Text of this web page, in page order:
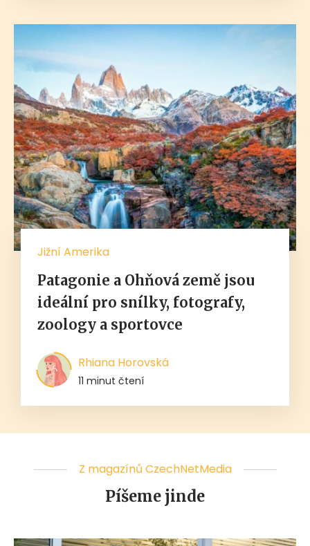
Jižní Amerika
Patagonie a Ohňová země jsou
ideální pro snílky, fotografy,
zoology a sportovce
Rhiana Horovská
11 minut čtení
Z magazínů CzechNetMedia
Píšeme jinde